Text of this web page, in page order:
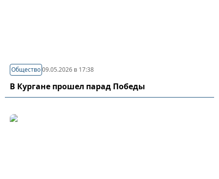
Общество09.05.2026 в 17:38
В Кургане прошел парад Победы